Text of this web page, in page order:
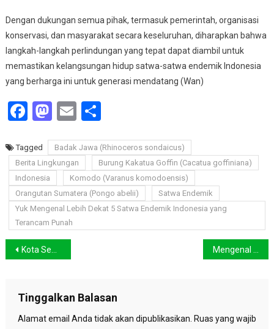
Dengan dukungan semua pihak, termasuk pemerintah, organisasi
konservasi, dan masyarakat secara keseluruhan, diharapkan bahwa
langkah-langkah perlindungan yang tepat dapat diambil untuk
memastikan kelangsungan hidup satwa-satwa endemik Indonesia
yang berharga ini untuk generasi mendatang (Wan)
Facebook
Mastodon
EmailShare
Tagged
Badak Jawa (Rhinoceros sondaicus)
Berita Lingkungan
Burung Kakatua Goffin (Cacatua goffiniana)
Indonesia
Komodo (Varanus komodoensis)
Orangutan Sumatera (Pongo abelii)
Satwa Endemik
Yuk Mengenal Lebih Dekat 5 Satwa Endemik Indonesia yang
Terancam Punah
Navigasi
Kota Semarang Dikepung Banjir Akibat Cuaca Ekstrem
Tinggalkan Balasan
Alamat email Anda tidak akan dipublikasikan. Ruas yang wajib